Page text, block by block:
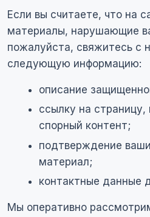
Если вы считаете, что на
материалы, нарушающие
пожалуйста, свяжитесь с
следующую информацию:
описание
ссылку на
спорный контент;
подтверждение
материал;
контактные данные
Мы оперативно